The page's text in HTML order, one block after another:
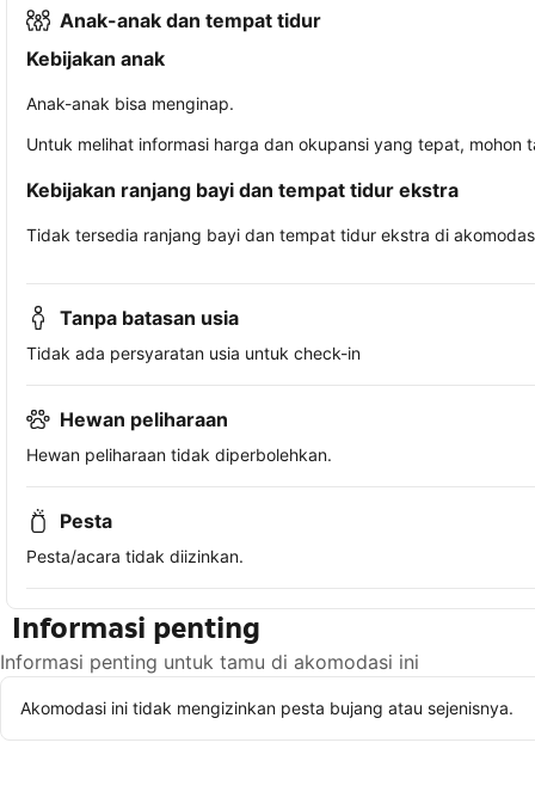
Anak-anak dan tempat tidur
Kebijakan anak
Anak-anak bisa menginap.
Untuk melihat informasi harga dan okupansi yang tepat,
Kebijakan ranjang bayi dan tempat tidur ekstra
Tidak tersedia ranjang bayi dan tempat tidur ekstra di
Tanpa batasan usia
Tidak ada persyaratan usia untuk check-in
Hewan peliharaan
Hewan peliharaan tidak diperbolehkan.
Pesta
Pesta/acara tidak diizinkan.
Informasi penting
Informasi penting untuk tamu di akomodasi ini
Akomodasi ini tidak mengizinkan pesta bujang atau sejenisnya.